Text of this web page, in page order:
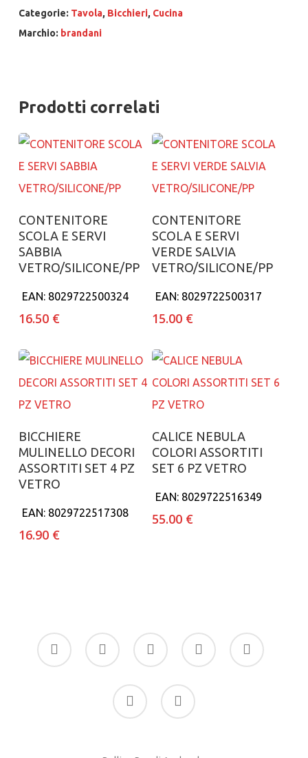
Categorie: Tavola, Bicchieri, Cucina
Marchio: brandani
Prodotti correlati
Aggiungi al carrello
CONTENITORE
SCOLA E SERVI
SABBIA
VETRO/SILICONE/PP
EAN: 8029722500324
16.50 €
Aggiungi al carrello
CONTENITORE
SCOLA E SERVI
VERDE SALVIA
VETRO/SILICONE/PP
EAN: 8029722500317
15.00 €
Aggiungi al carrello
BICCHIERE
MULINELLO DECORI
ASSORTITI SET 4 PZ
VETRO
EAN: 8029722517308
16.90 €
Aggiungi al carrello
CALICE NEBULA
COLORI ASSORTITI
SET 6 PZ VETRO
EAN: 8029722516349
55.00 €
facebook
google-
plus
instagram whatsapp tiktok
phone email